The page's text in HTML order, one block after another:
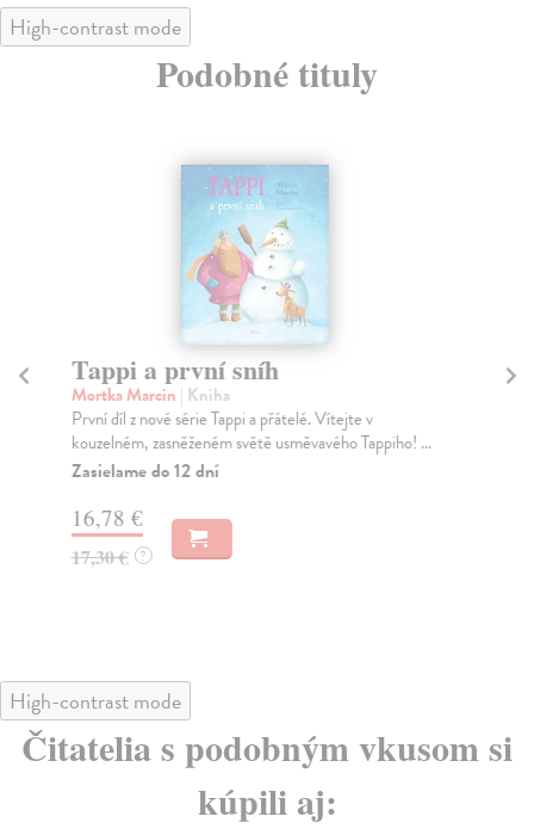
High-contrast mode
Podobné tituly
Tappi a první sníh
Mortka Marcin | Kniha
První díl z nové série Tappi a přátelé. Vítejte v
kouzelném, zasněženém světě usměvavého Tappiho! ...
Zasielame do 12 dní
16,78 €
17,30 € ?
High-contrast mode
Čitatelia s podobným vkusom si
kúpili aj: